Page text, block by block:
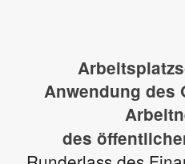
Anwendung des
des